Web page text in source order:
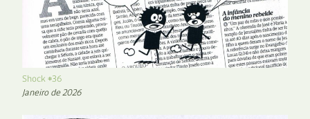
Shock #36
Janeiro de 2026